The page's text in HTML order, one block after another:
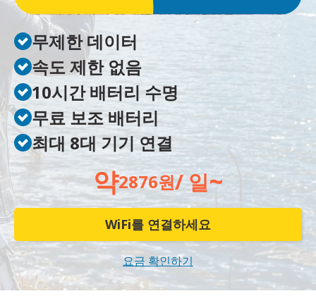
무제한 데이터
속도 제한 없음
10시간 배터리 수명
무료 보조 배터리
최대 8대 기기 연결
약2876원/ 일~
WiFi를 연결하세요
요금 확인하기